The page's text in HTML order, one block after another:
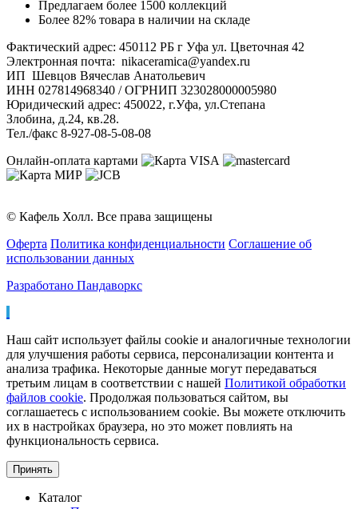
Предлагаем более 1500 коллекций
Более 82% товара в наличии на складе
Фактический адрес: 450112 РБ г Уфа ул. Цветочная 42
Электронная почта: nikaceramica@yandex.ru
ИП Шевцов Вячеслав Анатольевич
ИНН 027814968340 / ОГРНИП 323028000005980
Юридический адрес: 450022, г.Уфа, ул.Степана
Злобина, д.24, кв.28.
Тел./факс 8-927-08-5-08-08
Онлайн-оплата картами
© Кафель Холл. Все права защищены
Оферта Политика конфиденциальности Соглашение об
использовании данных
Разработано Пандаворкс
Наш сайт использует файлы cookie и аналогичные технологии
для улучшения работы сервиса, персонализации контента и
анализа трафика. Некоторые данные могут передаваться
третьим лицам в соответствии с нашей Политикой обработки
файлов cookie. Продолжая пользоваться сайтом, вы
соглашаетесь с использованием cookie. Вы можете отключить
их в настройках браузера, но это может повлиять на
функциональность сервиса.
Принять
Каталог